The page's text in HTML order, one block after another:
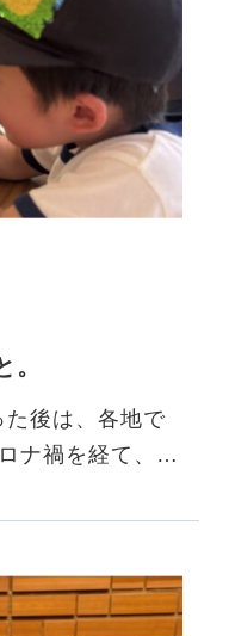
。
後は、各地で
ナ禍を経て、ま
域…